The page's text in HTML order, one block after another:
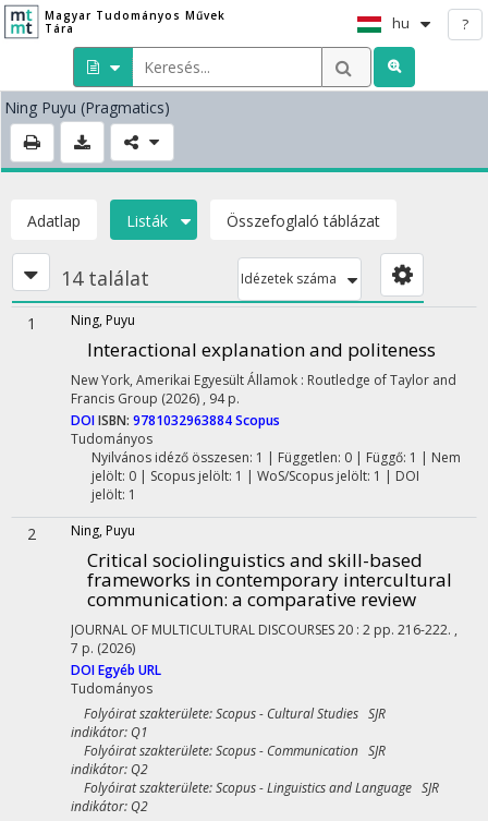
Magyar Tudományos Művek
Tára
hu ?
Ning Puyu (Pragmatics)
Adatlap Listák Összefoglaló táblázat
14 találat Idézetek száma
1 Ning, Puyu
Interactional explanation and politeness
New York, Amerikai Egyesült Államok : Routledge of Taylor and
Francis Group (2026) , 94 p.
DOIISBN: 9781032963884Scopus
Tudományos
Nyilvános idéző összesen: 1 | Független: 0 | Függő: 1 | Nem
jelölt: 0 | Scopus jelölt: 1 | WoS/Scopus jelölt: 1 | DOI
jelölt: 1
2 Ning, Puyu
Critical sociolinguistics and skill-based
frameworks in contemporary intercultural
communication: a comparative review
JOURNAL OF MULTICULTURAL DISCOURSES20 : 2 pp. 216-222. ,
7 p. (2026)
DOIEgyéb URL
Tudományos
Folyóirat szakterülete: Scopus - Cultural Studies SJR
indikátor: Q1
Folyóirat szakterülete: Scopus - Communication SJR
indikátor: Q2
Folyóirat szakterülete: Scopus - Linguistics and Language SJR
indikátor: Q2